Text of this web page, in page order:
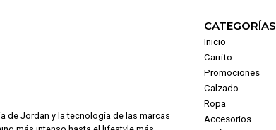
de Jordan y la tecnología de las marcas
CATEGORÍAS
Inicio
Carrito
Promociones
Calzado
Ropa
Accesorios